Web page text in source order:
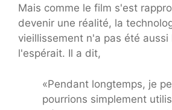
Mais comme le film s'est
devenir une réalité, la
vieillissement n'a pas été aussi
l'espérait. Il a dit,
«Pendant longtemps, je
pourrions simplement